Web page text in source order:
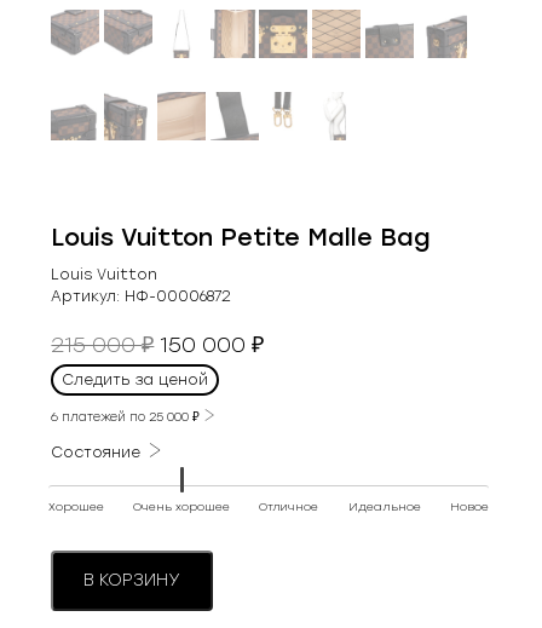
Louis Vuitton Petite Malle Bag
Louis Vuitton
Артикул: НФ-00006872
215 000₽ Первоначальная
цена
составляла
215
000 ₽.
150 000₽Текущая
Следить за ценой
6 платежей по25 000₽
Состояние
Хорошее Очень хорошее Отличное Идеальное Новое
В КОРЗИНУ